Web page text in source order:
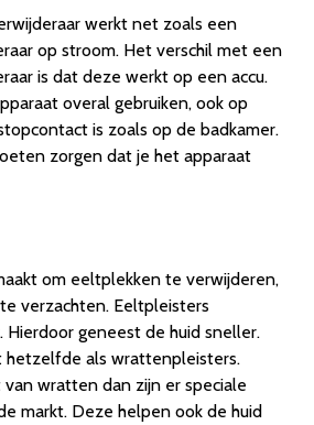
werkt net zoals een
op stroom. Het verschil met een
is dat deze werkt op een accu.
overal gebruiken, ook op
is zoals op de badkamer.
zorgen dat je het apparaat
om eeltplekken te verwijderen,
verzachten. Eeltpleisters
Hierdoor geneest de huid sneller.
hetzelfde als wrattenpleisters.
wratten dan zijn er speciale
markt. Deze helpen ook de huid